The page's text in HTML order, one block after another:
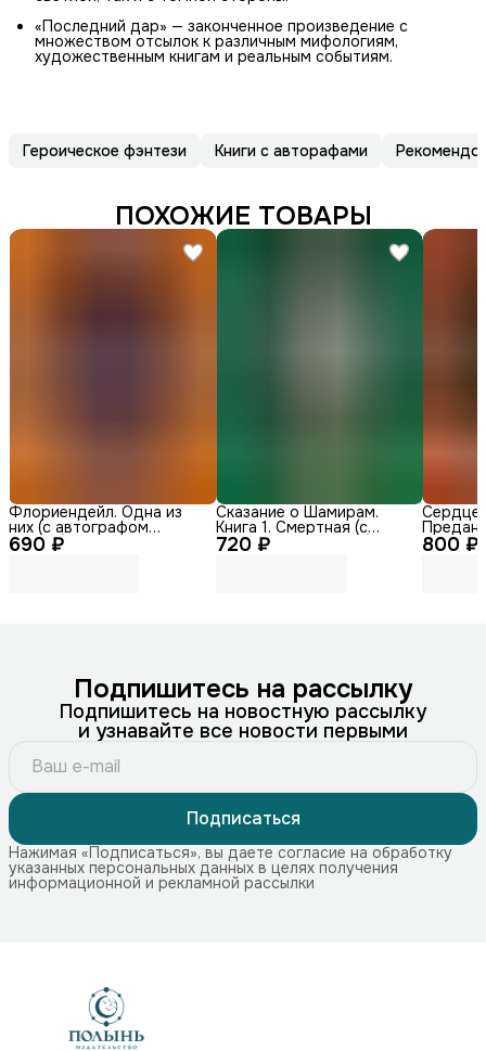
«Последний дар» — законченное произведение с
множеством отсылок к различным мифологиям,
художественным книгам и реальным событиям.
Героическое фэнтези Книги с авторафами
ПОХОЖИЕ ТОВАРЫ
690 ₽
Флориендейл. Одна из
них (с автографом
автора) 720 ₽
Сказание о Шамирам.
Книга 1. Смертная (с
автографом автора) 800 ₽
Сердце
Подпишитесь на рассылку
Подпишитесь на новостную рассылку
и узнавайте все новости первыми
Подписаться
Нажимая «Подписаться», вы даете согласие на обработку
указанных персональных данных в целях получения
информационной и рекламной рассылки